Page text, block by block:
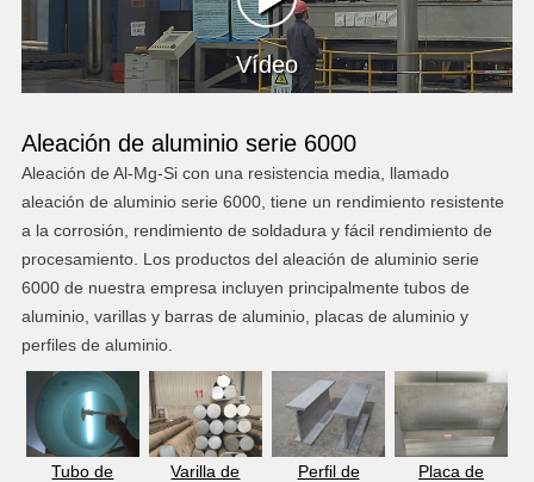
Vídeo
Aleación de aluminio serie 6000
Aleación de Al-Mg-Si con una resistencia media, llamado
aleación de aluminio serie 6000, tiene un rendimiento resistente
a la corrosión, rendimiento de soldadura y fácil rendimiento de
procesamiento. Los productos del aleación de aluminio serie
6000 de nuestra empresa incluyen principalmente tubos de
aluminio, varillas y barras de aluminio, placas de aluminio y
perfiles de aluminio.
Tubo de
Varilla de
Perfil de
Placa de